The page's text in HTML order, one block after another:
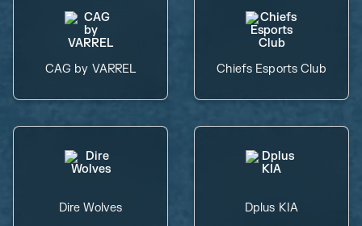
CAG by VARREL Chiefs Esports Club
Dire Wolves Dplus KIA